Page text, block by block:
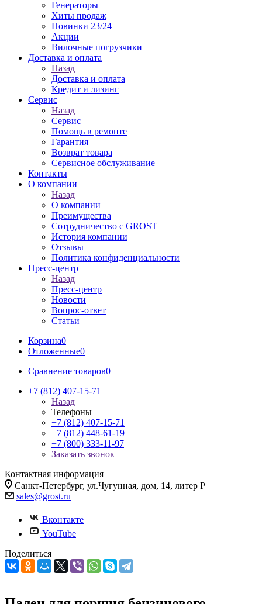
Генераторы
Хиты продаж
Новинки 23/24
Акции
Вилочные погрузчики
Доставка и оплата
Назад
Доставка и оплата
Кредит и лизинг
Сервис
Назад
Сервис
Помощь в ремонте
Гарантия
Возврат товара
Сервисное обслуживание
Контакты
О компании
Назад
О компании
Преимущества
Сотрудничество с GROST
История компании
Отзывы
Политика конфиденциальности
Пресс-центр
Назад
Пресс-центр
Новости
Вопрос-ответ
Статьи
Корзина0
Отложенные0
Сравнение товаров0
+7 (812) 407-15-71
Назад
Телефоны
+7 (812) 407-15-71
+7 (812) 448-61-19
+7 (800) 333-11-97
Заказать звонок
Контактная информация
Санкт-Петербург, ул.Чугунная, дом, 14, литер Р
sales@grost.ru
Вконтакте
YouTube
Поделиться